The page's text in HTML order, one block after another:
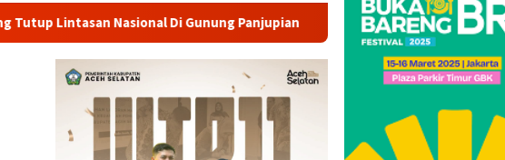
Di Gunung Panjupian Angin Kencang Tumbangkan Pohon di